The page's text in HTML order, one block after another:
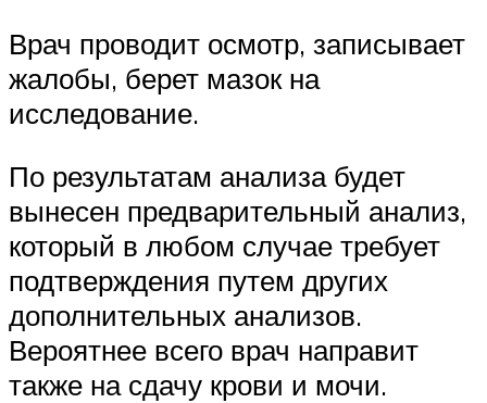
Врач проводит осмотр, записывает
жалобы, берет мазок на
исследование.
По результатам анализа будет
вынесен предварительный анализ,
который в любом случае требует
подтверждения путем других
дополнительных анализов.
Вероятнее всего врач направит
также на сдачу крови и мочи.